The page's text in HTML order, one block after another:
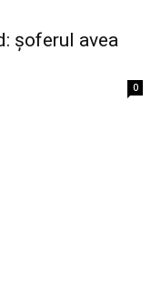
șoferul avea
0